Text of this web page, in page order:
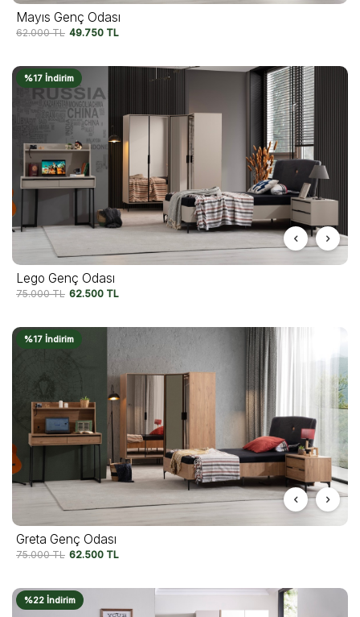
Mayıs Genç Odası
62.000TL 49.750 TL
%17 İndirim
Lego Genç Odası
75.000TL 62.500 TL
%17 İndirim
Greta Genç Odası
75.000TL 62.500 TL
%22 İndirim